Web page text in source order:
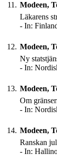
11. Modeen,
Läkarens
- In:
12. Modeen,
Ny
- In:
13. Modeen,
Om
- In:
14. Modeen,
Ranskan
- In: